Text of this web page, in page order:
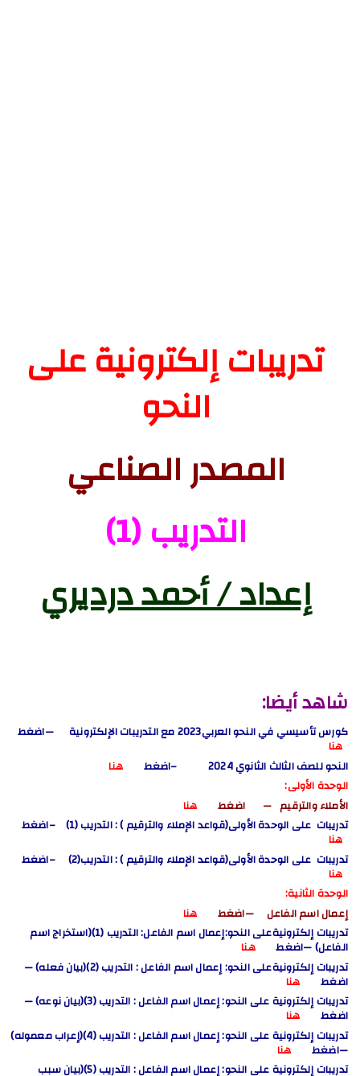
تدريبات إلكترونية على
النحو
المصدر الصناعي
التدريب (1)
إعداد / أحمد درديري
شاهد أيضا:
كورس تأسيسي في النحو العربي2023 مع التدريبات الإلكترونية —اضغط
هنا
النحو للصف الثالث الثانوي 2024 –اضغط
هنا
الوحدة الأولى:
الأملاء والترقيم — اضغط هنا
تدريبات على الوحدة الأولى(قواعد الإملاء والترقيم )
: التدريب (1) –اضغط
هنا
تدريبات على الوحدة الأولى(قواعد الإملاء والترقيم )
: التدريب(2) –اضغط
هنا
الوحدة الثانية:
إعمال اسم الفاعل —اضغط هنا
تدريبات إلكترونية على النحو:إعمال اسم الفاعل: التدريب (1)(استخراج اسم
الفاعل) —اضغطهنا
تدريبات إلكترونية على النحو: إعمال اسم الفاعل : التدريب (2)(بيان فعله) —
اضغط هنا
تدريبات إلكترونية على النحو: إعمال اسم الفاعل : التدريب (3)(بيان نوعه) —
اضغط هنا
تدريبات إلكترونية على النحو: إعمال اسم الفاعل : التدريب (4)(إعراب معموله)
—اضغط هنا
تدريبات إلكترونية على النحو: إعمال اسم الفاعل : التدريب (5)(بيان سبب